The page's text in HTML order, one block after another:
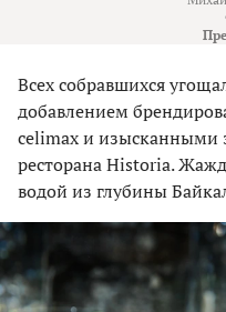
Всех собравшихся
добавлением
celimax и изысканными
ресторана Historia.
водой из глубины